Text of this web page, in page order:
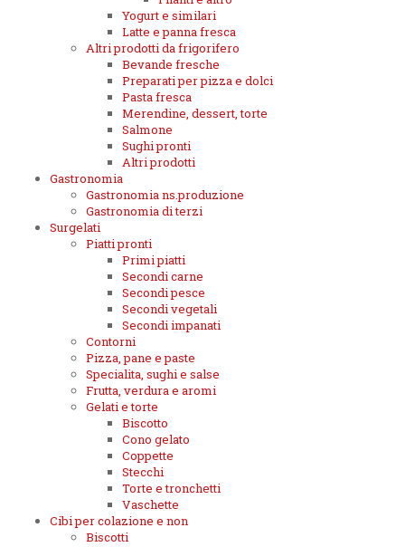
Yogurt e similari
Latte e panna fresca
Altri prodotti da frigorifero
Bevande fresche
Preparati per pizza e dolci
Pasta fresca
Merendine, dessert, torte
Salmone
Sughi pronti
Altri prodotti
Gastronomia
Gastronomia ns.produzione
Gastronomia di terzi
Surgelati
Piatti pronti
Primi piatti
Secondi carne
Secondi pesce
Secondi vegetali
Secondi impanati
Contorni
Pizza, pane e paste
Specialita, sughi e salse
Frutta, verdura e aromi
Gelati e torte
Biscotto
Cono gelato
Coppette
Stecchi
Torte e tronchetti
Vaschette
Cibi per colazione e non
Biscotti